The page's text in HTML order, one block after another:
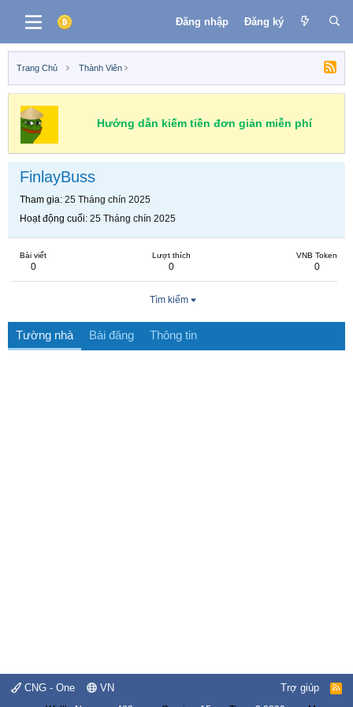
Đăng nhập Đăng ký
Trang Chủ Thành Viên
Hướng dẫn kiếm tiền đơn giản miễn phí
FinlayBuss
Tham gia 25 Tháng chín 2025
Hoạt động cuối 25 Tháng chín 2025
Bài viết
0
Lượt thích
0
VNB Token
0
Tìm kiếm
Tường nhà Bài đăng Thông tin
CNG - One VN Trợ giúp
R